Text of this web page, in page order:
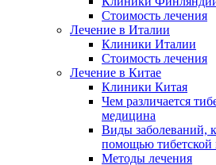
Стоимость лечения
Лечение в Италии
Клиники Италии
Стоимость лечения
Лечение в Китае
Клиники Китая
Чем различается
медицина
Виды заболеваний,
помощью
Методы лечения